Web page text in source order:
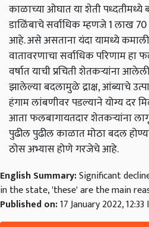
काळाच्या ओघात या शेती
डाळिंबाचे सर्वाधिक म्हणजे 1 लाख 70
आहे. असे असताना यंदा यामध्ये
वातावरणाचा सर्वाधिक परिणाम हा
वर्षात याची प्रचिती शेतकऱ्यांना
झालेल्या बदलामुळे द्राक्ष, आंब्याचे
हंगाम लांबणीवर पडल्याने योग्य दर
आता फलबागायतदार शेतकऱ्यांना
पुढील पुढील काळात मोठा बदल
ठोस अभ्यास होणे गरजेचे आहे.
English Summary:Significant
in the state, 'these' are the main
Published on:17 January 2022, 12:33